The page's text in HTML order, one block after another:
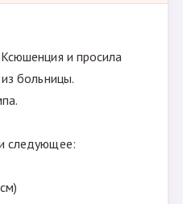
и просила
больницы.
следующее: